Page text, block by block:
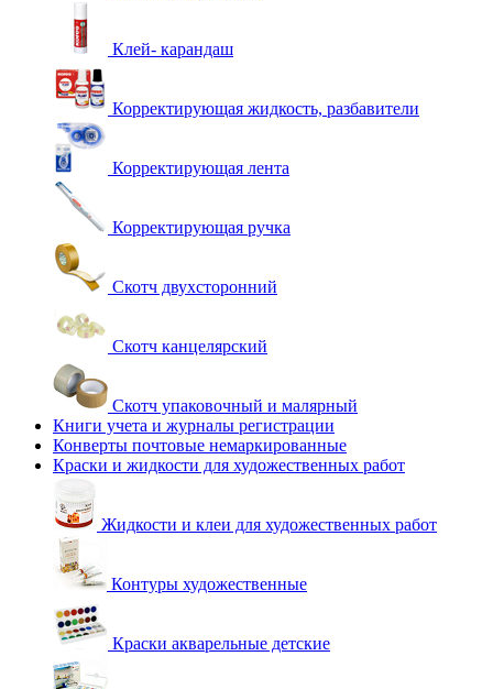
Клей- карандаш
Корректирующая жидкость, разбавители
Корректирующая лента
Корректирующая ручка
Скотч двухсторонний
Скотч канцелярский
Скотч упаковочный и малярный
Книги учета и журналы регистрации
Конверты почтовые немаркированные
Краски и жидкости для художественных работ
Жидкости и клеи для художественных работ
Контуры художественные
Краски акварельные детские